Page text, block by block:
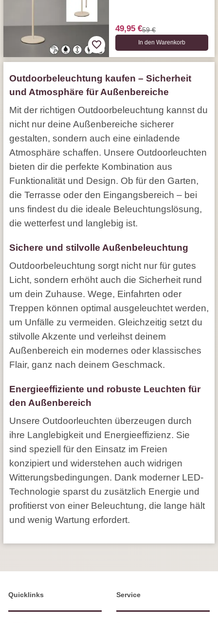
49,95 €59 €
In den Warenkorb
Outdoorbeleuchtung kaufen – Sicherheit
und Atmosphäre für Außenbereiche
Mit der richtigen Outdoorbeleuchtung kannst du
nicht nur deine Außenbereiche sicherer
gestalten, sondern auch eine einladende
Atmosphäre schaffen. Unsere Outdoorleuchten
bieten dir die perfekte Kombination aus
Funktionalität und Design. Ob für den Garten,
die Terrasse oder den Eingangsbereich – bei
uns findest du die ideale Beleuchtungslösung,
die wetterfest und langlebig ist.
Sichere und stilvolle Außenbeleuchtung
Outdoorbeleuchtung sorgt nicht nur für gutes
Licht, sondern erhöht auch die Sicherheit rund
um dein Zuhause. Wege, Einfahrten oder
Treppen können optimal ausgeleuchtet werden,
um Unfälle zu vermeiden. Gleichzeitig setzt du
stilvolle Akzente und verleihst deinem
Außenbereich ein modernes oder klassisches
Flair, ganz nach deinem Geschmack.
Energieeffiziente und robuste Leuchten für
den Außenbereich
Unsere Outdoorleuchten überzeugen durch
ihre Langlebigkeit und Energieeffizienz. Sie
sind speziell für den Einsatz im Freien
konzipiert und widerstehen auch widrigen
Witterungsbedingungen. Dank moderner LED-
Technologie sparst du zusätzlich Energie und
profitierst von einer Beleuchtung, die lange hält
und wenig Wartung erfordert.
Quicklinks Service